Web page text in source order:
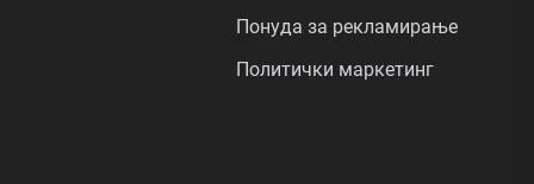
Понуда за рекламирање
Политички маркетинг